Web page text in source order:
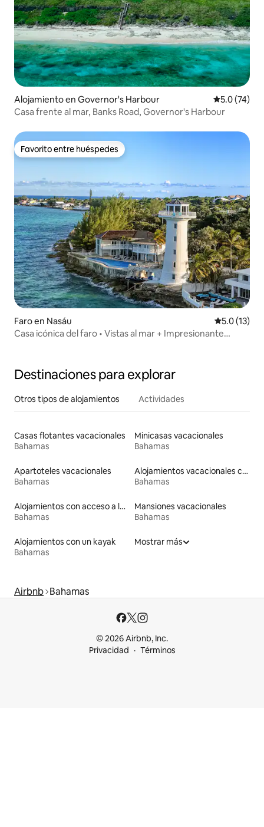
Alojamiento en Governor's Harbour Calificación
5.0 (74)
Casa frente al mar, Banks Road, Governor's Harbour
Favorito entre huéspedes
Favorito entre huéspedes
Faro en Nasáu Calificación
5.0 (13)
Casa icónica del faro • Vistas al mar + Impresionante
Destinaciones para explorar
Otros tipos de alojamientos Actividades
Casas flotantes vacacionales
Bahamas
Minicasas vacacionales
Bahamas
Apartoteles vacacionales
Bahamas
Alojamientos vacacionales con piscina
Bahamas
Alojamientos con acceso a la playa
Bahamas
Mansiones vacacionales
Bahamas
Alojamientos con un kayak
Bahamas
Mostrar más
Airbnb Bahamas
© 2026 Airbnb, Inc.
Privacidad
Términos